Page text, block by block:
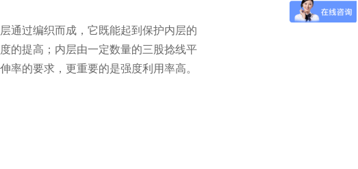
过编织而成，它既能起到保护内层的
的提高；内层由一定数量的三股捻线平
率的要求，更重要的是强度利用率高。